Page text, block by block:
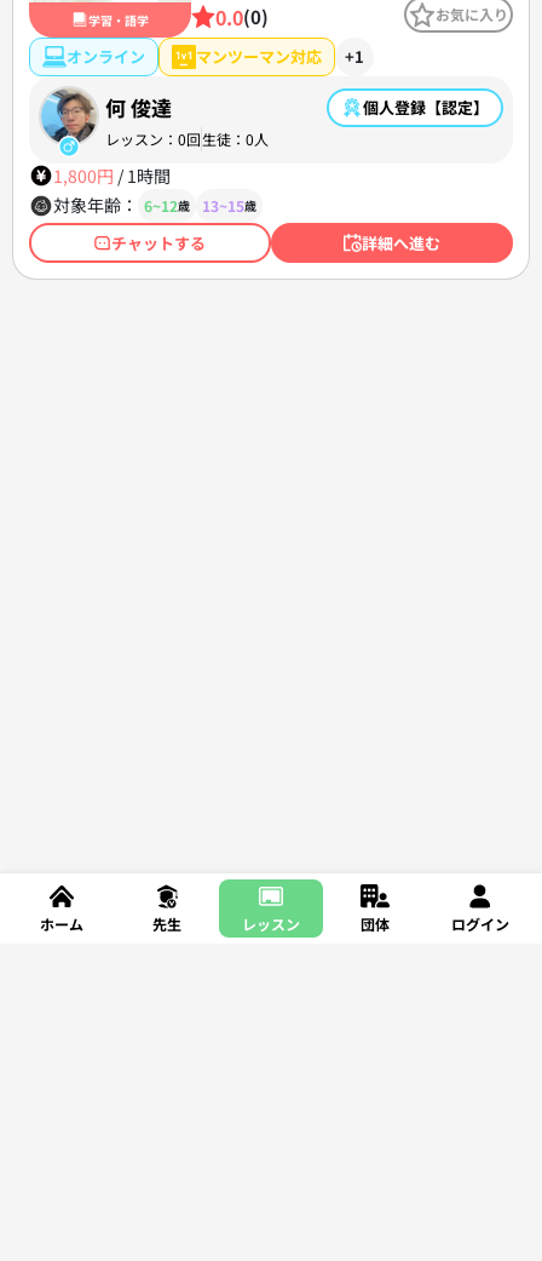
学習・語学 0.0(0) お気に入り
オンライン マンツーマン対応 +1
何 俊達 個人登録【認定】
レッスン：0回生徒：0人
1,800円 / 1時間
対象年齢：
6~12歳 13~15歳
チャットする 詳細へ進む
ホーム 先生 レッスン 団体 ログイン